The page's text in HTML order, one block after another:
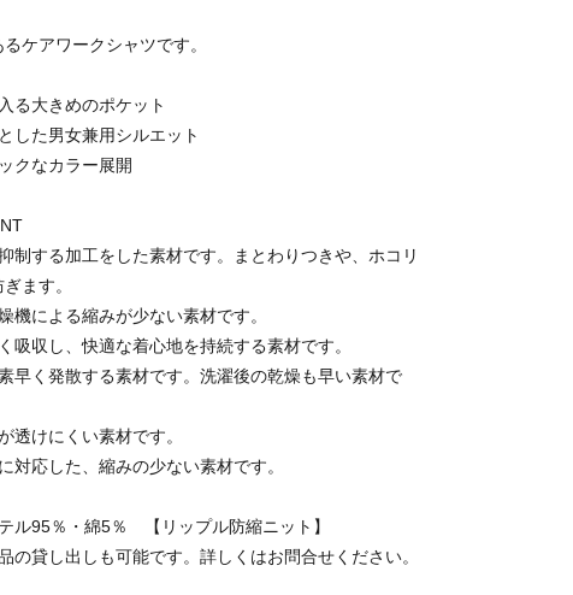
ケアワークシャツです。
る大きめのポケット
した男女兼用シルエット
クなカラー展開
制する加工をした素材です。まとわりつきや、ホコリ
ます。
機による縮みが少ない素材です。
吸収し、快適な着心地を持続する素材です。
早く発散する素材です。洗濯後の乾燥も早い素材で
透けにくい素材です。
対応した、縮みの少ない素材です。
ル95％・綿5％ 【リップル防縮ニット】
の貸し出しも可能です。詳しくはお問合せください。